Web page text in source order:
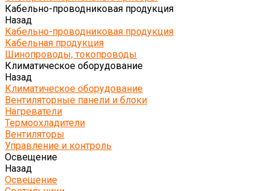
Кабельно-проводниковая продукция
Назад
Кабельно-проводниковая продукция
Кабельная продукция
Шинопроводы, токопроводы
Климатическое оборудование
Назад
Климатическое оборудование
Вентиляторные панели и блоки
Нагреватели
Термоохладители
Вентиляторы
Управление и контроль
Освещение
Назад
Освещение